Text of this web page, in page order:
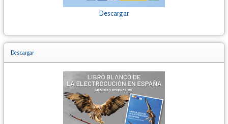
Descargar
Descargar